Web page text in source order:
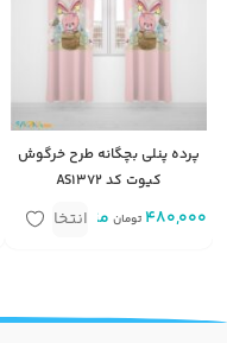
پرده پنلی بچگانه طرح خرگوش
کیوت کد AS1372
480,000 تومان متر انتخاب